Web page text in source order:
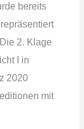
bereits
2. Klage
I in
2020
mit